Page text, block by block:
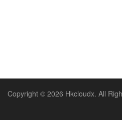
Copyright © 2026 Hkcloudx. All